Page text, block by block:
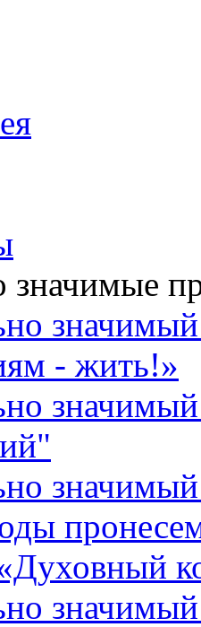
значимые
- жить!»
значимый